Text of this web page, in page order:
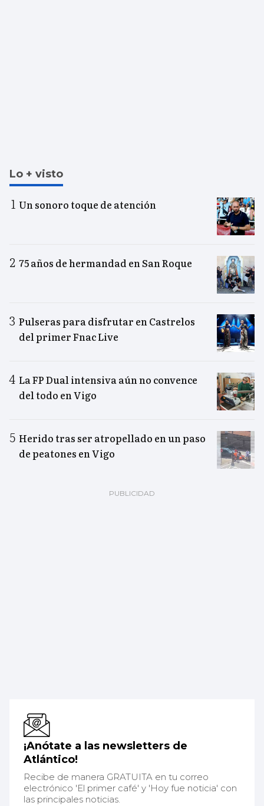
Lo + visto
Un sonoro toque de atención
75 años de hermandad en San Roque
Pulseras para disfrutar en Castrelos
del primer Fnac Live
La FP Dual intensiva aún no convence
del todo en Vigo
Herido tras ser atropellado en un paso
de peatones en Vigo
¡Anótate a las newsletters de
Atlántico!
Recibe de manera GRATUITA en tu correo
electrónico 'El primer café' y 'Hoy fue noticia' con
las principales noticias.